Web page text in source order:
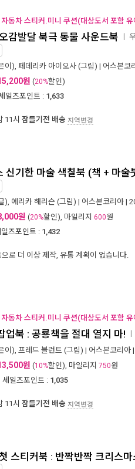
동차 스티커.미니 쿠션(대상도서 포함
감발달 북극 동물 사운드북
이), 페데리카 아이오사 (그림) | 어스본코
원 (20%할인)
일즈포인트 : 1,633
11시 잠들기전 배송 지역변경
신기한 마술 색칠북 (책 + 마술
), 에리카 해리슨 (그림) | 어스본코리아 |
원 (20%할인), 마일리지 600원
즈포인트 : 1,432
로 더 이상 제작, 유통 계획이 없습니다.
동차 스티커.미니 쿠션(대상도서 포함
업북 : 공룡책을 절대 열지 마!
이), 프레드 블런트 (그림) | 어스본코리아
원 (10%할인), 마일리지 750원
세일즈포인트 : 1,035
11시 잠들기전 배송 지역변경
스티커북 : 반짝반짝 크리스마